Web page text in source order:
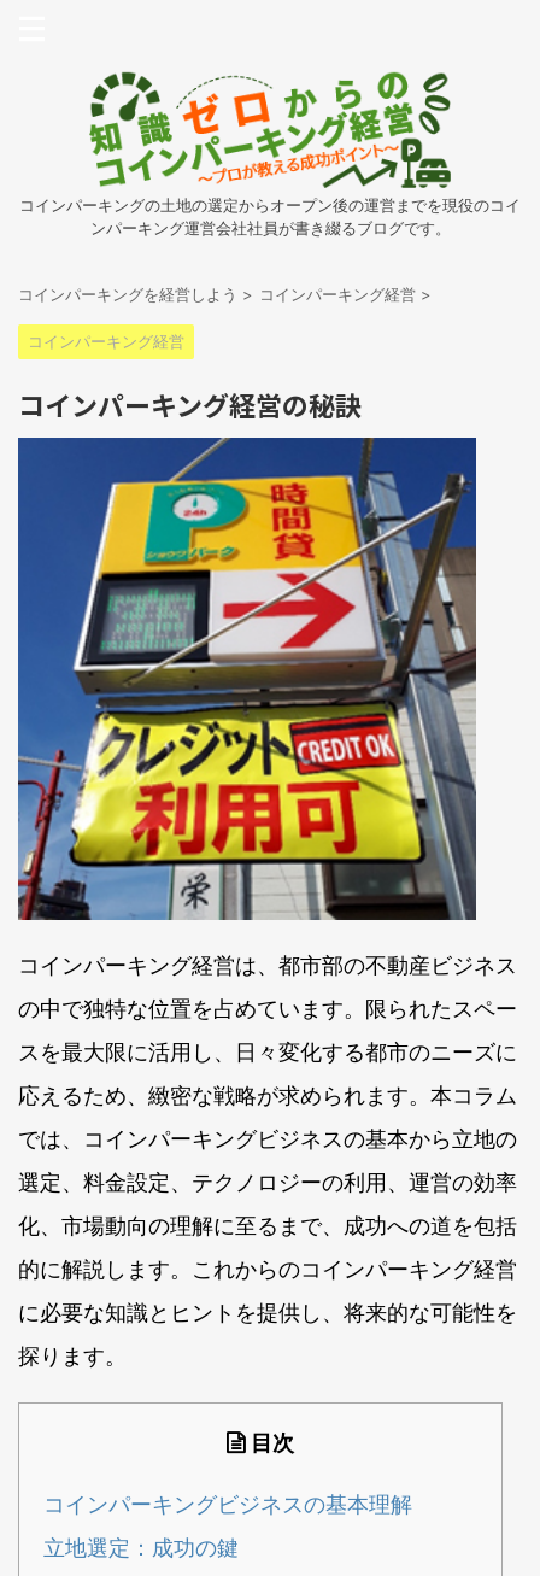
コインパーキングの土地の選定からオープン後の運営までを現役のコイ
ンパーキング運営会社社員が書き綴るブログです。
コインパーキングを経営しよう > コインパーキング経営 >
コインパーキング経営
コインパーキング経営の秘訣
コインパーキング経営は、都市部の不動産ビジネス
の中で独特な位置を占めています。限られたスペー
スを最大限に活用し、日々変化する都市のニーズに
応えるため、緻密な戦略が求められます。本コラム
では、コインパーキングビジネスの基本から立地の
選定、料金設定、テクノロジーの利用、運営の効率
化、市場動向の理解に至るまで、成功への道を包括
的に解説します。これからのコインパーキング経営
に必要な知識とヒントを提供し、将来的な可能性を
探ります。
目次
コインパーキングビジネスの基本理解
立地選定：成功の鍵